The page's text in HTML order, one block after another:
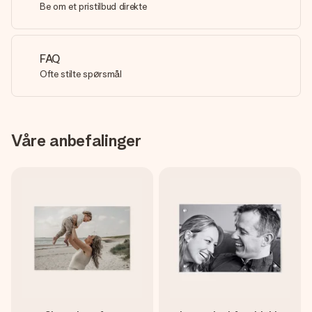
Be om et pristilbud direkte
FAQ
Ofte stilte spørsmål
Våre anbefalinger